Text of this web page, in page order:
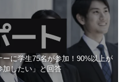
に学生75名が参加！90%以上が
加したい」と回答